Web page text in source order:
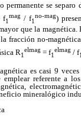
permanente se
f1
mag / f1
no-mag)
que la
fracción no-
R1
elmag = f1
elmag / f1
es casi 9
emplear referente a
mineralógico